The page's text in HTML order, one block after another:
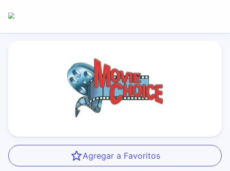
Agregar a Favoritos